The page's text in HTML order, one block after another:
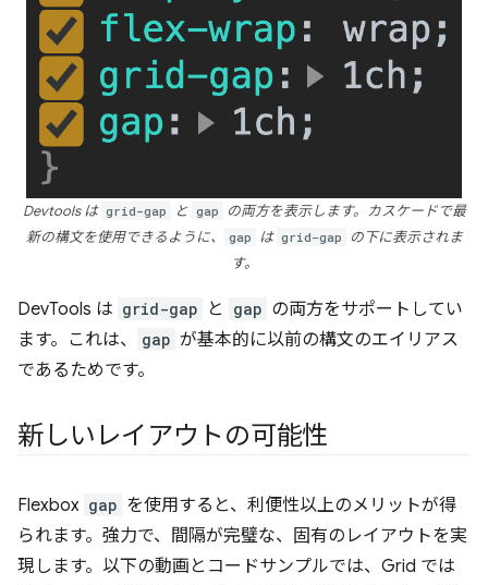
Devtools は grid-gap と gap
の両方を表示します。カスケードで最
新の構文を使用できるように、
gap は grid-gap
の下に表示されま
す。
DevTools は grid-gap と gap の両方をサポートしてい
ます。これは、
gap が基本的に以前の構文のエイリアス
であるためです。
新しいレイアウトの可能性
Flexbox gap を使用すると、利便性以上のメリットが得
られます。強力で、間隔が完璧な、固有のレイアウトを実
現します。以下の動画とコードサンプルでは、Grid では